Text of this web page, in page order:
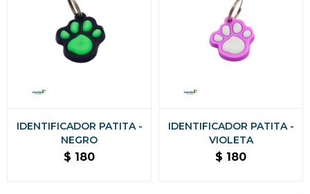
IDENTIFICADOR PATITA -
NEGRO
$ 180
IDENTIFICADOR PATITA -
VIOLETA
$ 180